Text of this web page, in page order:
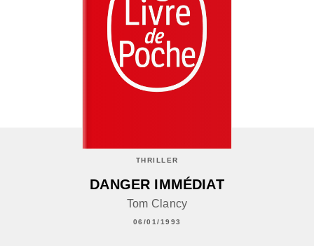
THRILLER
DANGER IMMÉDIAT
Tom Clancy
06/01/1993